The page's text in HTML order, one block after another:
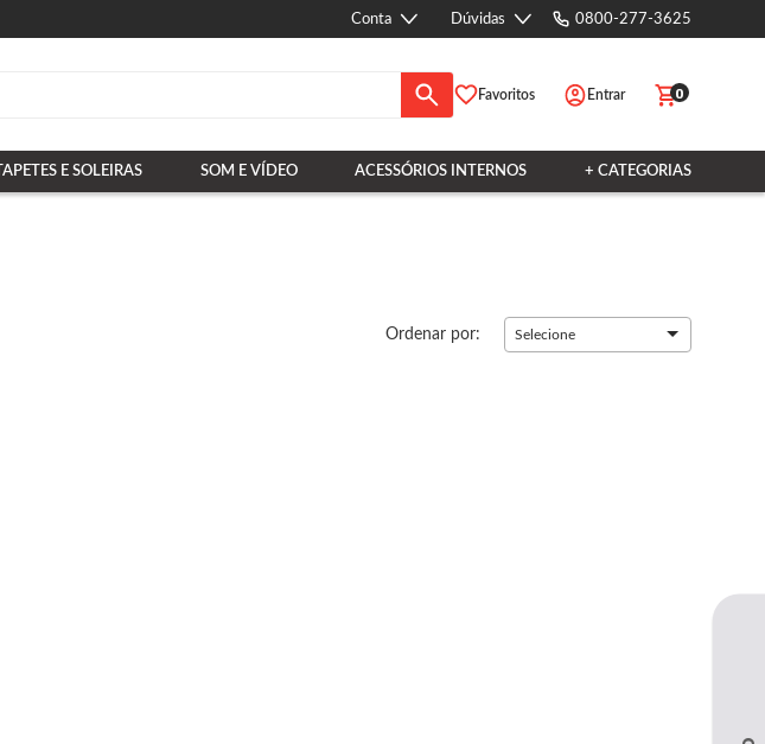
Conta Dúvidas 0800-277-3625
Favoritos Entrar 0
TAPETES E SOLEIRAS SOM E VÍDEO ACESSÓRIOS INTERNOS + CATEGORIAS
Ordenar por: Selecione